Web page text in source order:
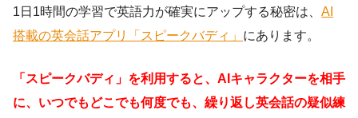
1日1時間の学習で英語力が確実にアップする秘密は、 AI
搭載の英会話アプリ「スピークバディ」 にあります。
「スピークバディ」を利用すると、AIキャラクターを相手
に、いつでもどこでも何度でも、繰り返し英会話の疑似練